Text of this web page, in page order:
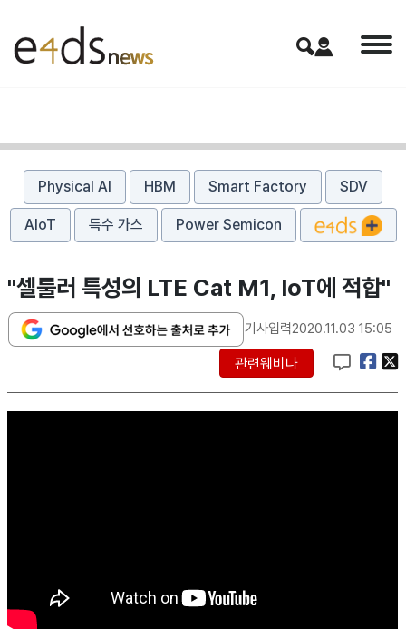
Physical AI HBM Smart Factory SDV
AIoT 특수 가스 Power Semicon
"셀룰러 특성의 LTE Cat M1, IoT에 적합"
기사입력2020.11.03 15:05
관련웨비나